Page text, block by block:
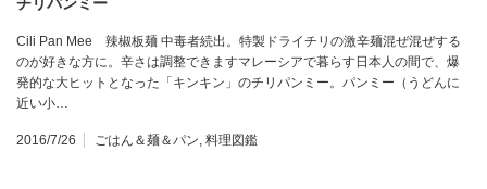
チリパンミー
Cili Pan Mee 辣椒板麺 中毒者続出。特製ドライチリの激辛麺混ぜ混ぜする
のが好きな方に。辛さは調整できますマレーシアで暮らす日本人の間で、爆
発的な大ヒットとなった「キンキン」のチリパンミー。パンミー（うどんに
近い小…
2016/7/26 ごはん＆麺＆パン, 料理図鑑